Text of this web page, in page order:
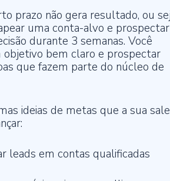
prazo não gera resultado, ou
uma conta-alvo e
durante 3 semanas. Você
objetivo bem claro e prospectar
que fazem parte do núcleo de
ideias de metas que a sua
leads em contas qualificadas